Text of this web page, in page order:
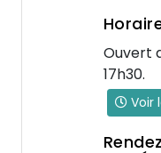
Ouvert
17h30.
Voir